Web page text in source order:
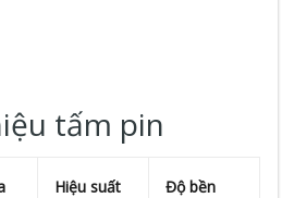
tấm pin
Hiệu suất Độ bền